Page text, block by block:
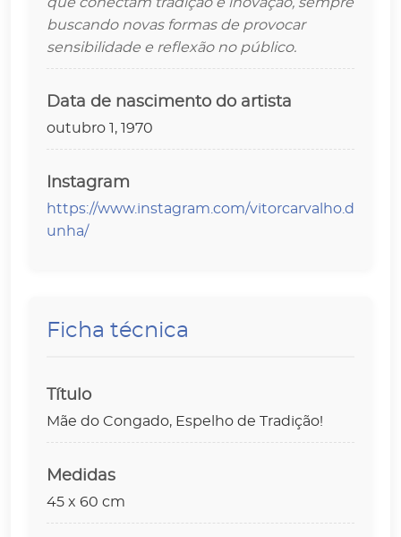
buscando novas formas de provocar
sensibilidade e reflexão no público.
Data de nascimento do artista
outubro 1, 1970
Instagram
https://www.instagram.com/vitorcarvalho.d
unha/
Ficha técnica
Título
Mãe do Congado, Espelho de Tradição!
Medidas
45 x 60 cm